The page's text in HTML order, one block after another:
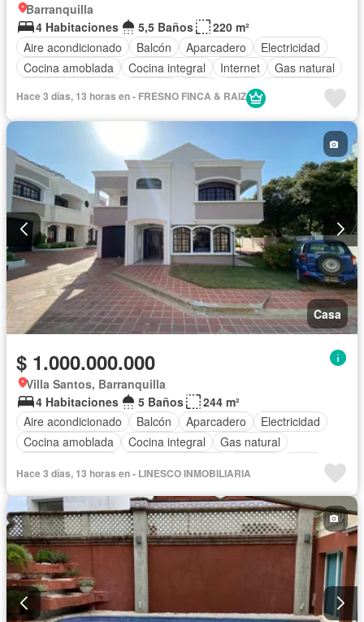
Barranquilla
4 Habitaciones
5,5 Baños
220 m²
Aire acondicionado
Balcón Aparcadero
Electricidad
Cocina amoblada
Cocina integral Internet
Gas natural
Patio
Área infantil
Acceso para personas con discapacidad
Jardín
Seguridad privada
Piscina
Permite mascotas
Permite niños
Sin amoblar
Hace 3 días, 13 horas en - FRESNO FINCA & RAIZ
Casa
$ 1.000.000.000
Villa Santos, Barranquilla
4 Habitaciones
5 Baños
244 m²
Aire acondicionado
Balcón Aparcadero
Electricidad
Cocina amoblada
Cocina integral
Gas natural
Patio
Área infantil
Vigilante
Acceso para personas con discapacidad
Jardín
Caseta de vigilancia
Estudio Seguridad privada
Hace 3 días, 13 horas en - LINESCO INMOBILIARIA